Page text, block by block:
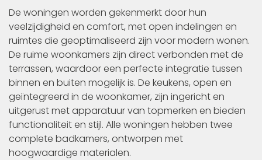
De woningen worden gekenmerkt door hun
veelzijdigheid en comfort, met open indelingen en
ruimtes die geoptimaliseerd zijn voor modern wonen.
De ruime woonkamers zijn direct verbonden met de
terrassen, waardoor een perfecte integratie tussen
binnen en buiten mogelijk is. De keukens, open en
geïntegreerd in de woonkamer, zijn ingericht en
uitgerust met apparatuur van topmerken en bieden
functionaliteit en stijl. Alle woningen hebben twee
complete badkamers, ontworpen met
hoogwaardige materialen.